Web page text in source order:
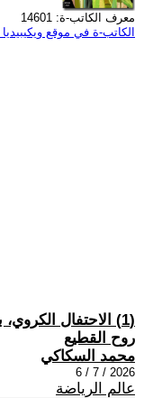
معرف الكاتب-ة: 14601
الكاتب-ة في موقع
(1) الاحتفال
روح القطيع
محمد السكاكي
2026 / 7 / 6
عالم الرياضة